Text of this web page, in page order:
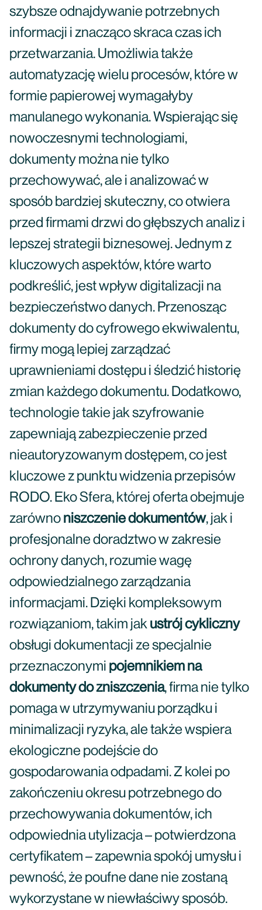
szybsze odnajdywanie potrzebnych
informacji i znacząco skraca czas ich
przetwarzania. Umożliwia także
automatyzację wielu procesów, które w
formie papierowej wymagałyby
manulanego wykonania. Wspierając się
nowoczesnymi technologiami,
dokumenty można nie tylko
przechowywać, ale i analizować w
sposób bardziej skuteczny, co otwiera
przed firmami drzwi do głębszych analiz i
lepszej strategii biznesowej. Jednym z
kluczowych aspektów, które warto
podkreślić, jest wpływ digitalizacji na
bezpieczeństwo danych. Przenosząc
dokumenty do cyfrowego ekwiwalentu,
firmy mogą lepiej zarządzać
uprawnieniami dostępu i śledzić historię
zmian każdego dokumentu. Dodatkowo,
technologie takie jak szyfrowanie
zapewniają zabezpieczenie przed
nieautoryzowanym dostępem, co jest
kluczowe z punktu widzenia przepisów
RODO. Eko Sfera, której oferta obejmuje
zarówno niszczenie dokumentów, jak i
profesjonalne doradztwo w zakresie
ochrony danych, rozumie wagę
odpowiedzialnego zarządzania
informacjami. Dzięki kompleksowym
rozwiązaniom, takim jak ustrój cykliczny
obsługi dokumentacji ze specjalnie
przeznaczonymi pojemnikiem na
dokumenty do zniszczenia, firma nie tylko
pomaga w utrzymywaniu porządku i
minimalizacji ryzyka, ale także wspiera
ekologiczne podejście do
gospodarowania odpadami. Z kolei po
zakończeniu okresu potrzebnego do
przechowywania dokumentów, ich
odpowiednia utylizacja – potwierdzona
certyfikatem – zapewnia spokój umysłu i
pewność, że poufne dane nie zostaną
wykorzystane w niewłaściwy sposób.